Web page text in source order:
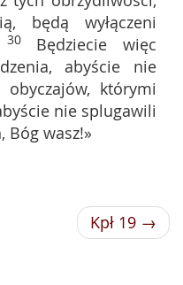
będą wyłączeni
30 Będziecie więc
abyście nie
którymi
nie splugawili
Bóg wasz!»
Kpł 19 →